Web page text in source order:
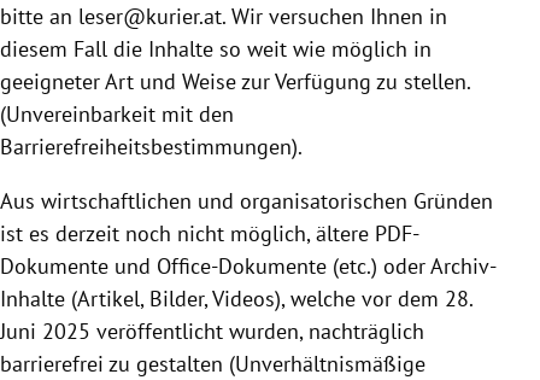
bitte an leser@kurier.at. Wir versuchen Ihnen in
diesem Fall die Inhalte so weit wie möglich in
geeigneter Art und Weise zur Verfügung zu stellen.
(Unvereinbarkeit mit den
Barrierefreiheitsbestimmungen).
Aus wirtschaftlichen und organisatorischen Gründen
ist es derzeit noch nicht möglich, ältere PDF-
Dokumente und Office-Dokumente (etc.) oder Archiv-
Inhalte (Artikel, Bilder, Videos), welche vor dem 28.
Juni 2025 veröffentlicht wurden, nachträglich
barrierefrei zu gestalten (Unverhältnismäßige